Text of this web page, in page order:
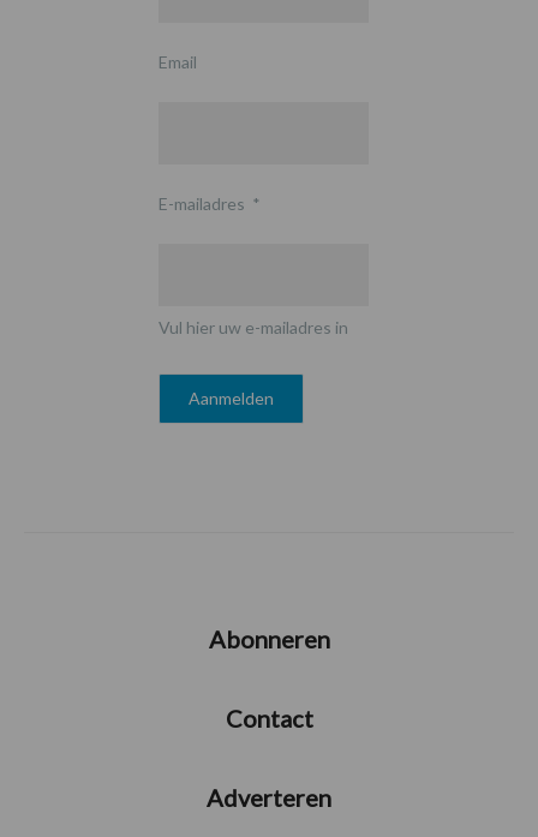
Email
E-mailadres *
Vul hier uw e-mailadres in
Abonneren
Contact
Adverteren